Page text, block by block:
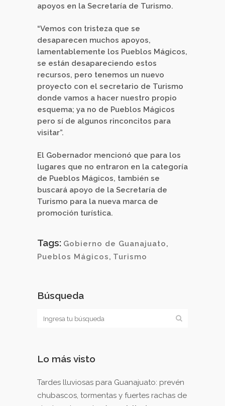
apoyos en la Secretaría de Turismo.
“Vemos con tristeza que se
desaparecen muchos apoyos,
lamentablemente los Pueblos Mágicos,
se están desapareciendo estos
recursos, pero tenemos un nuevo
proyecto con el secretario de Turismo
donde vamos a hacer nuestro propio
esquema; ya no de Pueblos Mágicos
pero sí de algunos rinconcitos para
visitar”.
El Gobernador mencionó que para los
lugares que no entraron en la categoría
de Pueblos Mágicos, también se
buscará apoyo de la Secretaría de
Turismo para la nueva marca de
promoción turística.
Tags: Gobierno de Guanajuato,
Pueblos Mágicos, Turismo
Búsqueda
Lo más visto
Tardes lluviosas para Guanajuato: prevén
chubascos, tormentas y fuertes rachas de